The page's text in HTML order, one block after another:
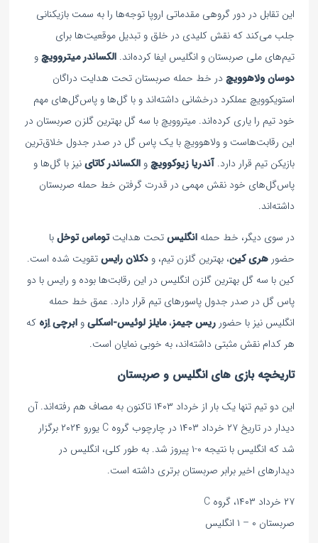
این تقابل در دور گروهی مقدماتی اروپا توجه‌ها را به سمت بازیکنانی
جلب می‌کند که نقش کلیدی در خلق و تبدیل موقعیت‌ها برای
تیم‌های ملی صربستان و انگلیس ایفا کرده‌اند.الکساندر میتروویچو
دوسان ولاهوویچ در خط حمله صربستان تحت هدایت دراگان
استویکوویچ عملکرد درخشانی داشته‌اند و با گل‌ها و پاس‌گل‌های مهم
خود تیم را یاری کرده‌اند. میتروویچ با سه گل بهترین گلزن صربستان در
این رقابت‌هاست و ولاهوویچ با یک پاس گل در صدر جدول خلاق‌ترین
بازیکن تیم قرار دارد.آندریا زیوکوویچوالکساندر کاتاینیز با گل‌ها و
پاس‌گل‌های خود نقش مهمی در قدرت گرفتن خط حمله صربستان
داشته‌اند.
در سوی دیگر، خط حملهانگلیستحت هدایتتوماس توخلبا
حضورهری کین، بهترین گلزن تیم، ودکلان رایستقویت شده است.
کین با سه گل بهترین گلزن انگلیس در این رقابت‌ها بوده و رایس با دو
پاس گل در صدر جدول پاسورهای تیم قرار دارد. عمق خط حمله
انگلیس نیز با حضورریس جیمز،مایلز لوئیس-اسکلیوابرچی اِزه که
هر کدام نقش مثبتی داشته‌اند، به خوبی نمایان است.
تاریخچه بازی های انگلیس و صربستان
این دو تیم تنها یک بار از خرداد ۱۴۰۳ تاکنون به مصاف هم رفته‌اند. آن
دیدار در تاریخ ۲۷ خرداد ۱۴۰۳ در چارچوب گروه C یورو ۲۰۲۴ برگزار
شد که انگلیس با نتیجه ۰-۱ پیروز شد. به طور کلی، انگلیس در
دیدارهای اخیر برابر صربستان برتری داشته است.
۲۷ خرداد ۱۴۰۳، گروه C
صربستان ۰ – ۱ انگلیس